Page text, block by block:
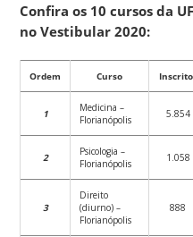
Confira os 10 cursos da
no Vestibular 2020:
Ordem Curso
1
Medicina –
Florianópolis
5.854
2
Psicologia –
Florianópolis
1.058
3
Direito
(diurno) –
Florianópolis
888